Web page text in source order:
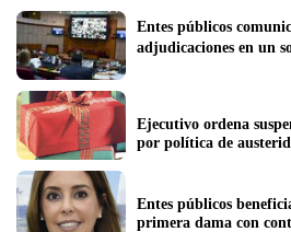
Entes públicos
adjudicaciones en un
Ejecutivo ordena
por política de
Entes públicos
primera dama con